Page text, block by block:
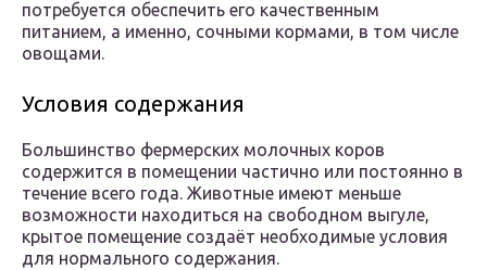
потребуется обеспечить его качественным
питанием, а именно, сочными кормами, в том числе
овощами.
Условия содержания
Большинство фермерских молочных коров
содержится в помещении частично или постоянно в
течение всего года. Животные имеют меньше
возможности находиться на свободном выгуле,
крытое помещение создаёт необходимые условия
для нормального содержания.